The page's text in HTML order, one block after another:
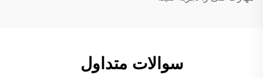
سوالات متداول